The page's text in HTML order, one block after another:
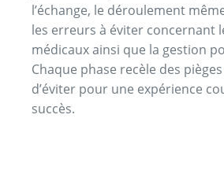
l’échange, le déroulement
les erreurs à éviter concernant
médicaux ainsi que la gestion
Chaque phase recèle des
d’éviter pour une expérience
succès.